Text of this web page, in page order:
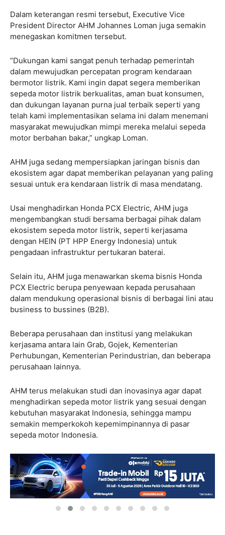
Dalam keterangan resmi tersebut, Executive Vice
President Director AHM Johannes Loman juga semakin
menegaskan komitmen tersebut.
“Dukungan kami sangat penuh terhadap pemerintah
dalam mewujudkan percepatan program kendaraan
bermotor listrik. Kami ingin dapat segera memberikan
sepeda motor listrik berkualitas, aman buat konsumen,
dan dukungan layanan purna jual terbaik seperti yang
telah kami implementasikan selama ini dalam menemani
masyarakat mewujudkan mimpi mereka melalui sepeda
motor berbahan bakar,” ungkap Loman.
AHM juga sedang mempersiapkan jaringan bisnis dan
ekosistem agar dapat memberikan pelayanan yang paling
sesuai untuk era kendaraan listrik di masa mendatang.
Usai menghadirkan Honda PCX Electric, AHM juga
mengembangkan studi bersama berbagai pihak dalam
ekosistem sepeda motor listrik, seperti kerjasama
dengan HEIN (PT HPP Energy Indonesia) untuk
pengadaan infrastruktur pertukaran baterai.
Selain itu, AHM juga menawarkan skema bisnis Honda
PCX Electric berupa penyewaan kepada perusahaan
dalam mendukung operasional bisnis di berbagai lini atau
business to bussines (B2B).
Beberapa perusahaan dan institusi yang melakukan
kerjasama antara lain Grab, Gojek, Kementerian
Perhubungan, Kementerian Perindustrian, dan beberapa
perusahaan lainnya.
AHM terus melakukan studi dan inovasinya agar dapat
menghadirkan sepeda motor listrik yang sesuai dengan
kebutuhan masyarakat Indonesia, sehingga mampu
semakin memperkokoh kepemimpinannya di pasar
sepeda motor Indonesia.